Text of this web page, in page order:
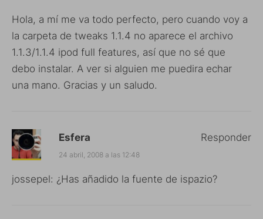
Hola, a mí me va todo perfecto, pero cuando voy a
la carpeta de tweaks 1.1.4 no aparece el archivo
1.1.3/1.1.4 ipod full features, así que no sé que
debo instalar. A ver si alguien me puedira echar
una mano. Gracias y un saludo.
Esfera
24 abril, 2008 a las 12:48
jossepel: ¿Has añadido la fuente de ispazio?
Responder